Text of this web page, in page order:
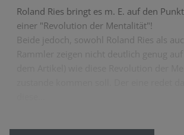
Roland Ries bringt es m. E. auf den
einer "Revolution der Mentalität"!
Beide jedoch, sowohl Roland Ries als